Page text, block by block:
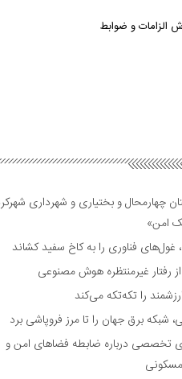
الزامات و ضوابط
چهارمحال و بختیاری و شهرداری
امن»
فناوری را به کاخ سفید کشاند
رفتار غیرمنتظره هوش مصنوعی
را تکه‌تکه می‌کند
برق جهان را تا مرز فروپاشی برد
تخصصی درباره ضابطه فضا‌های امن و